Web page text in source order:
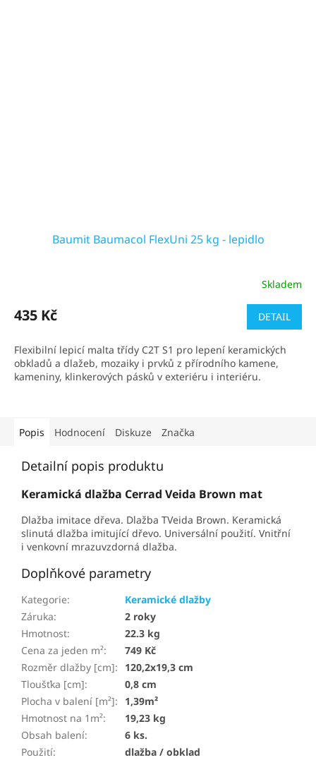
Baumit Baumacol FlexUni 25 kg - lepidlo
produktu
z
5
hvězdiček.
Skladem
435 Kč DETAIL
Flexibilní lepicí malta třídy C2T S1 pro lepení keramických
obkladů a dlažeb, mozaiky i prvků z přírodního kamene,
kameniny, klinkerových pásků v exteriéru i interiéru.
Popis Hodnocení Diskuze Značka
Detailní popis produktu
Keramická dlažba Cerrad Veida Brown mat
Dlažba imitace dřeva. Dlažba TVeida Brown. Keramická
slinutá dlažba imitující dřevo. Universální použití. Vnitřní
i venkovní mrazuvzdorná dlažba.
Doplňkové parametry
Kategorie:
Keramické dlažby
Záruka:
2 roky
Hmotnost:
22.3 kg
Cena za jeden m²:
749 Kč
Rozměr dlažby [cm]:
120,2x19,3 cm
Tloušťka [cm]:
0,8 cm
Plocha v balení [m²]:
1,39m²
Hmotnost na 1m²:
19,23 kg
Obsah balení:
6 ks.
Použití:
dlažba / obklad